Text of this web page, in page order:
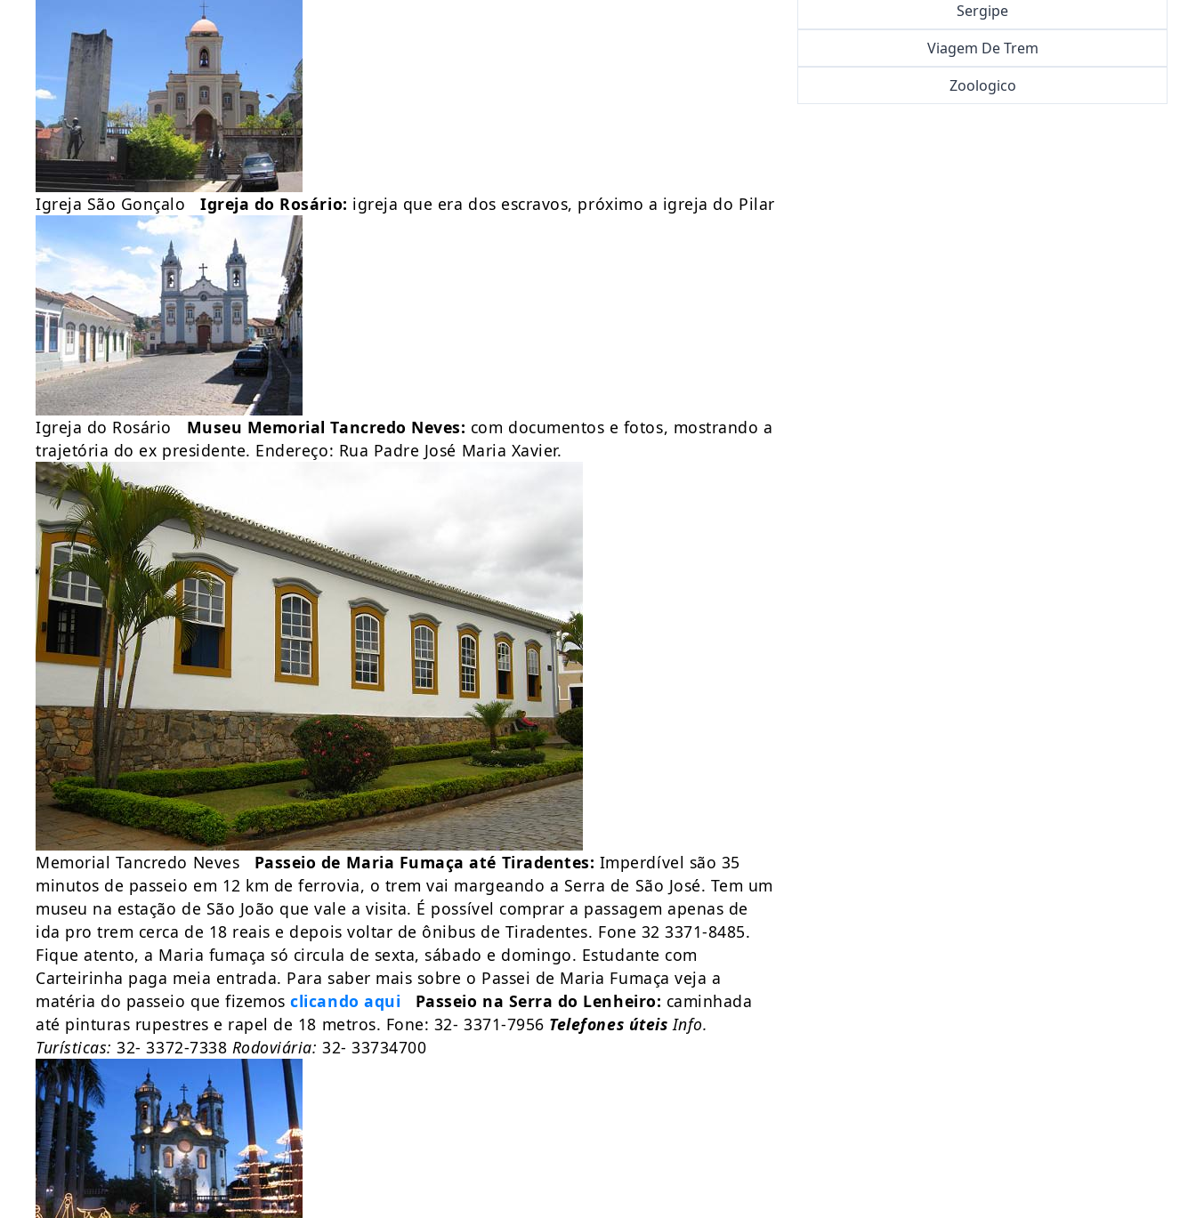
Igreja São GonçaloIgreja do Rosário: igreja que era dos escravos, próximo a igreja do Pilar
Igreja do Rosário Museu Memorial Tancredo Neves: com documentos e fotos, mostrando a
trajetória do ex presidente. Endereço: Rua Padre José Maria Xavier.
Memorial Tancredo Neves Passeio de Maria Fumaça até Tiradentes: Imperdível são 35
minutos de passeio em 12 km de ferrovia, o trem vai margeando a Serra de São José. Tem um
museu na estação de São João que vale a visita. É possível comprar a passagem apenas de
ida pro trem cerca de 18 reais e depois voltar de ônibus de Tiradentes. Fone 32 3371-8485.
Fique atento, a Maria fumaça só circula de sexta, sábado e domingo. Estudante com
Carteirinha paga meia entrada. Para saber mais sobre o Passei de Maria Fumaça veja a
matéria do passeio que fizemosclicando aqui Passeio na Serra do Lenheiro: caminhada
até pinturas rupestres e rapel de 18 metros. Fone: 32- 3371-7956 Telefones úteis Info.
Turísticas: 32- 3372-7338 Rodoviária: 32- 33734700
Sergipe
Viagem De Trem
Zoologico